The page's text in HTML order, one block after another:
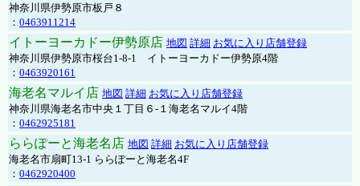
神奈川県伊勢原市板戸８
： 0463911214
イトーヨーカドー伊勢原店 地図 詳細 お気に入り店舗登録
神奈川県伊勢原市桜台1-8-1 イトーヨーカドー伊勢原4階
： 0463920161
海老名マルイ店 地図 詳細 お気に入り店舗登録
神奈川県海老名市中央１丁目６-１海老名マルイ4階
： 0462925181
ららぽーと海老名店 地図 詳細 お気に入り店舗登録
海老名市扇町13-1 ららぽーと海老名4F
： 0462920400